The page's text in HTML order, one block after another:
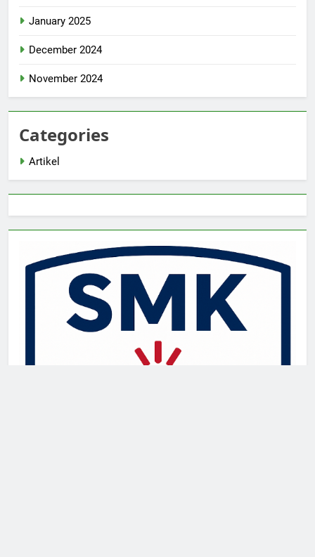
January 2025
December 2024
November 2024
Categories
Artikel